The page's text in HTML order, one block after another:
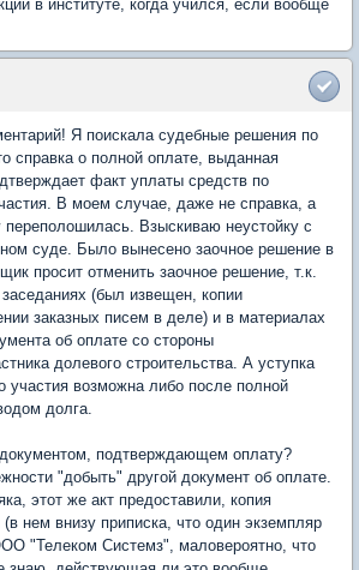
в институте, когда учился, если вообще
Я поискала судебные решения по
справка о полной оплате, выданная
факт уплаты средств по
В моем случае, даже не справка, а
переполошилась. Взыскиваю неустойку с
суде. Было вынесено заочное решение в
просит отменить заочное решение, т.к.
(был извещен, копии
заказных писем в деле) и в материалах
об оплате со стороны
долевого строительства. А уступка
участия возможна либо после полной
долга.
документом, подтверждающем оплату?
"добыть" другой документ об оплате.
этот же акт предоставили, копия
(в нем внизу приписка, что один экземпляр
"Телеком Системз", маловероятно, что